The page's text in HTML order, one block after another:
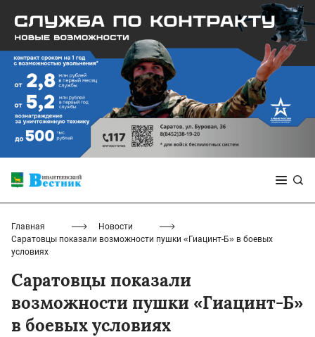
Главная
Новости
Саратовцы показали возможности пушки «Гиацинт-Б» в боевых
условиях
Саратовцы показали
возможности пушки «Гиацинт-Б»
в боевых условиях